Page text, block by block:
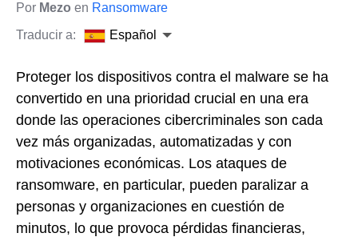
Por Mezo en Ransomware
Traducir a:
Español
Proteger los dispositivos contra el malware se ha
convertido en una prioridad crucial en una era
donde las operaciones cibercriminales son cada
vez más organizadas, automatizadas y con
motivaciones económicas. Los ataques de
ransomware, en particular, pueden paralizar a
personas y organizaciones en cuestión de
minutos, lo que provoca pérdidas financieras,